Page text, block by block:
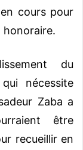
cours pour
honoraire.
du
nécessite
Zaba a
être
recueillir en